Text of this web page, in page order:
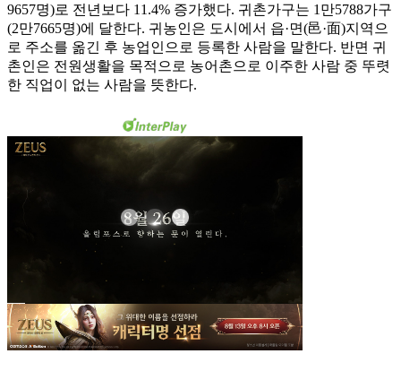
9657명)로 전년보다 11.4% 증가했다. 귀촌가구는 1만5788가구
(2만7665명)에 달한다. 귀농인은 도시에서 읍·면(邑·面)지역으
로 주소를 옮긴 후 농업인으로 등록한 사람을 말한다. 반면 귀
촌인은 전원생활을 목적으로 농어촌으로 이주한 사람 중 뚜렷
한 직업이 없는 사람을 뜻한다.